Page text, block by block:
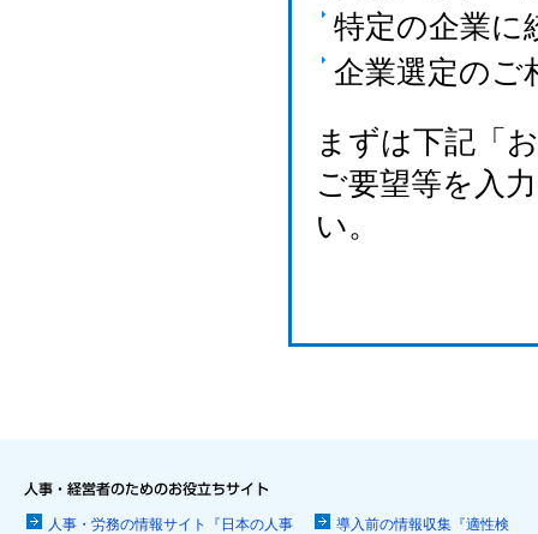
特定の企業に
企業選定のご
まずは下記「
ご要望等を入
い。
人事・労務の情報サイト『日本の人事
導入前の情報収集『適性検